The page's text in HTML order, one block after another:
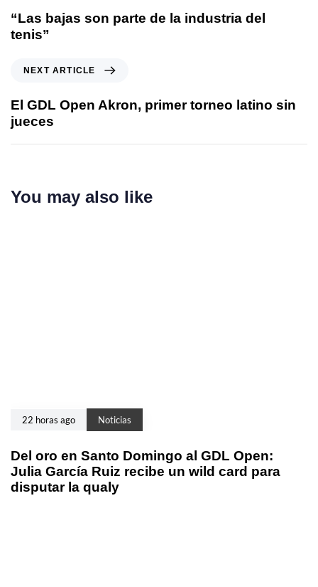
“Las bajas son parte de la industria del
tenis”
NEXT ARTICLE
El GDL Open Akron, primer torneo latino sin
jueces
You may also like
22 horas ago Noticias
Del oro en Santo Domingo al GDL Open:
Julia García Ruiz recibe un wild card para
disputar la qualy